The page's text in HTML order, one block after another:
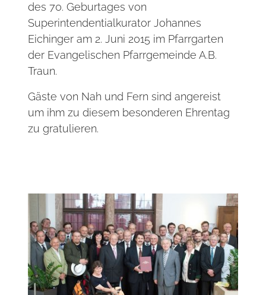
des 70. Geburtages von
Superintendentialkurator Johannes
Eichinger am 2. Juni 2015 im Pfarrgarten
der Evangelischen Pfarrgemeinde A.B.
Traun.
Gäste von Nah und Fern sind angereist
um ihm zu diesem besonderen Ehrentag
zu gratulieren.